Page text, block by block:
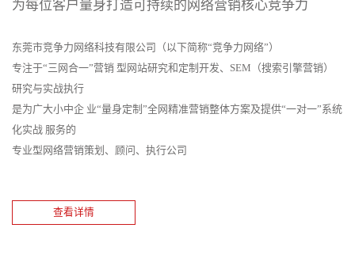
为每位客户量身打造可持续的网络营销核心竞争力
东莞市竞争力网络科技有限公司（以下简称“竞争力网络”）
专注于“三网合一”营销 型网站研究和定制开发、SEM（搜索引擎营销）
研究与实战执行
是为广大小中企 业“量身定制”全网精准营销整体方案及提供“一对一”系统
化实战 服务的
专业型网络营销策划、顾问、执行公司
查看详情